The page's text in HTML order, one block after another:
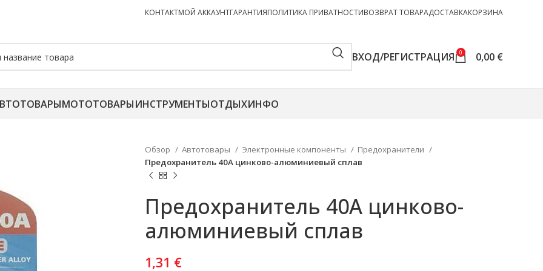
КОНТАКТМОЙ АККАУНТГАРАНТИЯПОЛИТИКА ПРИВАТНОСТИВОЗВРАТ ТОВАРАДОСТАВКАКОРЗИНА
ВХОД/РЕГИСТРАЦИЯ 0 0,00 €
МОТОТОВАРЫИНСТРУМЕНТЫОТДЫХИНФО
Обзор Автотовары Электронные компоненты
Предохранители
Предохранитель 40A цинково-алюминиевый сплав
Предохранитель 40A цинково-
алюминиевый сплав
1,31 €